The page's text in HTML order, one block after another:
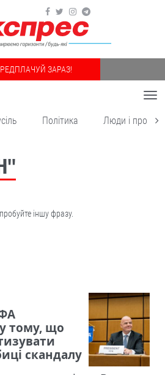
ЗАРАЗ!
Політика Люди і
іншу фразу.
тому, що
скандалу